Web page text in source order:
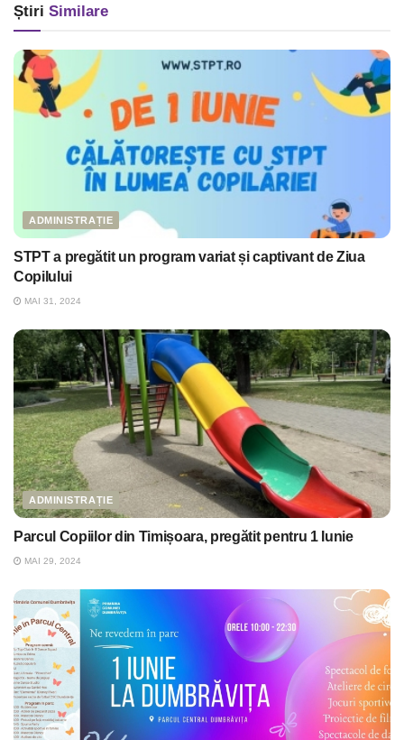
Știri Similare
ADMINISTRAȚIE
STPT a pregătit un program variat și captivant de Ziua
Copilului
MAI 31, 2024
ADMINISTRAȚIE
Parcul Copiilor din Timișoara, pregătit pentru 1 Iunie
MAI 29, 2024